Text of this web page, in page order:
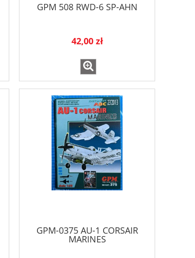
GPM 508 RWD-6 SP-AHN
42,00 zł
GPM-0375 AU-1 CORSAIR
MARINES